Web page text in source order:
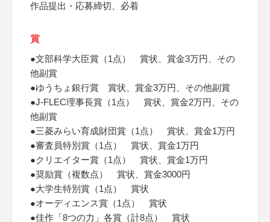
作品提出・応募締切、必着
賞
●文部科学大臣賞（1点） 賞状、賞金3万円、その
他副賞
●ゆうちょ銀行賞 賞状、賞金3万円、その他副賞
●J-FLEC理事長賞（1点） 賞状、賞金2万円、その
他副賞
●三菱みらい育成財団賞（1点） 賞状、賞金1万円
●審査員特別賞（1点） 賞状、賞金1万円
●クリエイター賞（1点） 賞状、賞金1万円
●奨励賞（複数点） 賞状、賞金3000円
●大学生特別賞（1点） 賞状
●オーディエンス賞（1点） 賞状
●佳作「8つの力」各賞（計8点） 賞状